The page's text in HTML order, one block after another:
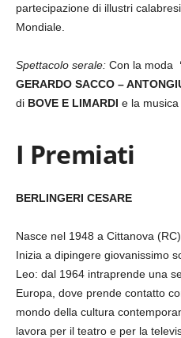
partecipazione di illustri
Mondiale.
Spettacolo serale: Con la moda
GERARDO SACCO –
di BOVE E LIMARDI e la musica
I Premiati
BERLINGERI CESARE
Nasce nel 1948 a Cittanova
Inizia a dipingere giovanissimo
Leo: dal 1964 intraprende una
Europa, dove prende contatto
mondo della cultura
lavora per il teatro e per la